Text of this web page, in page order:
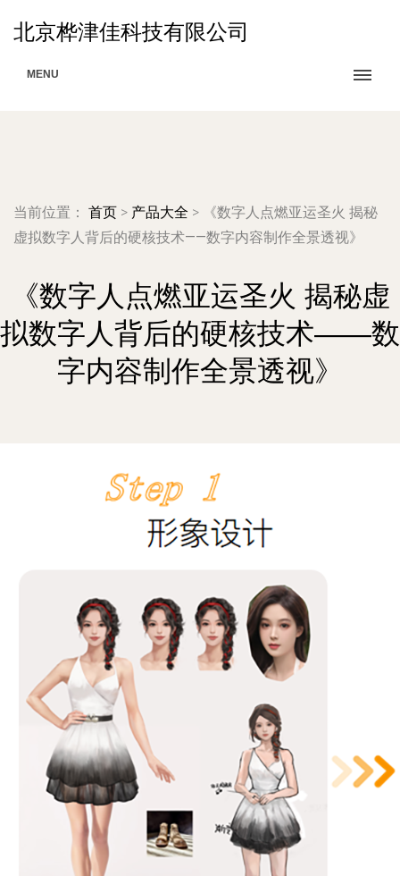
北京桦津佳科技有限公司
MENU
当前位置： 首页 > 产品大全 >
《数字人点燃亚运圣火 揭秘
虚拟数字人背后的硬核技术——数字内容制作全景透视》
《数字人点燃亚运圣火 揭秘虚
拟数字人背后的硬核技术——数
字内容制作全景透视》